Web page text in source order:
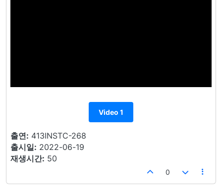
Video 1
출연: 413INSTC-268
출시일: 2022-06-19
재생시간: 50
0